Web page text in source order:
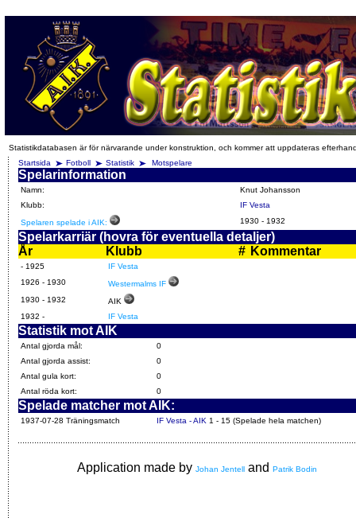
Statistikdatabasen är för närvarande under konstruktion, och kommer att uppdateras
Startsida
Fotboll Statistik Motspelare
Spelarinformation
Namn:
Knut Johansson
Klubb:
IF Vesta
Spelaren spelade i AIK:
1930 - 1932
Spelarkarriär (hovra för eventuella detaljer)
År
Klubb # Kommentar
- 1925
IF Vesta
1926 - 1930
Westermalms IF
1930 - 1932
AIK
1932 -
IF Vesta
Statistik mot AIK
Antal gjorda mål:
0
Antal gjorda assist:
0
Antal gula kort:
0
Antal röda kort:
0
Spelade matcher mot AIK:
1937-07-28 Träningsmatch IF Vesta - AIK 1 - 15 (Spelade hela matchen)
Application made by Johan Jentell and Patrik Bodin